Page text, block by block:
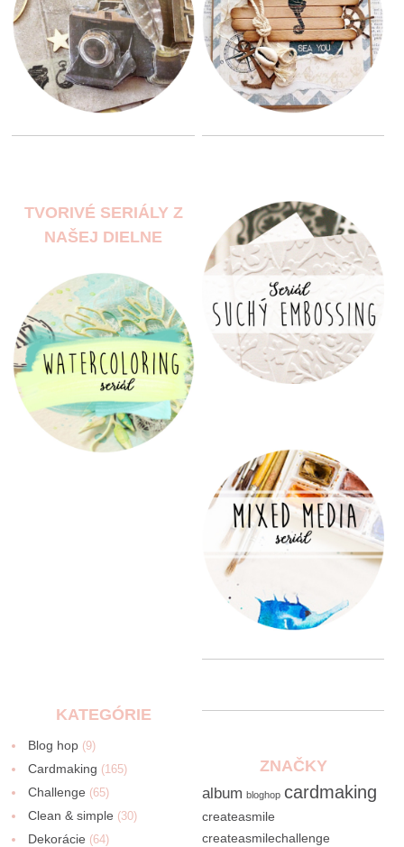
TVORIVÉ SERIÁLY Z
NAŠEJ DIELNE
KATEGÓRIE
Blog hop (9)
Cardmaking (165)
Challenge (65)
Clean & simple (30)
Dekorácie (64)
ZNAČKY
album bloghop cardmaking
createasmile
createasmilechallenge